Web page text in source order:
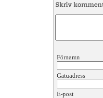
Förnamn
Gatuadress
E-post